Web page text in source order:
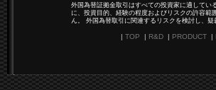
外国為替証拠金取引はすべての投資家に適して
に、投資目的、経験の程度およびリスクの許容
ん。 外国為替取引に関連するリスクを検討し、
| TOP | R&D| PRODUCT|